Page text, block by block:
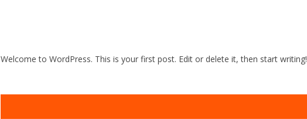
Welcome to WordPress. This is your first post. Edit or delete it, then start writing!